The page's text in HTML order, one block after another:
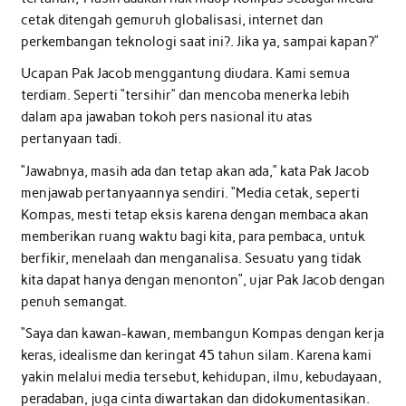
cetak ditengah gemuruh globalisasi, internet dan
perkembangan teknologi saat ini?. Jika ya, sampai kapan?”
Ucapan Pak Jacob menggantung diudara. Kami semua
terdiam. Seperti “tersihir” dan mencoba menerka lebih
dalam apa jawaban tokoh pers nasional itu atas
pertanyaan tadi.
“Jawabnya, masih ada dan tetap akan ada,” kata Pak Jacob
menjawab pertanyaannya sendiri. “Media cetak, seperti
Kompas, mesti tetap eksis karena dengan membaca akan
memberikan ruang waktu bagi kita, para pembaca, untuk
berfikir, menelaah dan menganalisa. Sesuatu yang tidak
kita dapat hanya dengan menonton”, ujar Pak Jacob dengan
penuh semangat.
“Saya dan kawan-kawan, membangun Kompas dengan kerja
keras, idealisme dan keringat 45 tahun silam. Karena kami
yakin melalui media tersebut, kehidupan, ilmu, kebudayaan,
peradaban, juga cinta diwartakan dan didokumentasikan.